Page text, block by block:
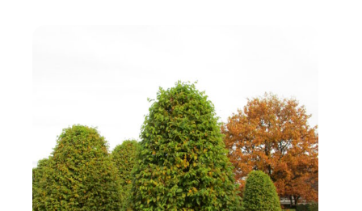
gekozen
worden
op
de
productpagina